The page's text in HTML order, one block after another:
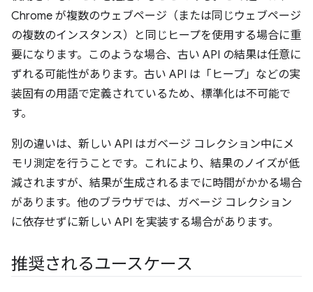
Chrome が複数のウェブページ（または同じウェブページ
の複数のインスタンス）と同じヒープを使用する場合に重
要になります。このような場合、古い API の結果は任意に
ずれる可能性があります。古い API は「ヒープ」などの実
装固有の用語で定義されているため、標準化は不可能で
す。
別の違いは、新しい API はガベージ コレクション中にメ
モリ測定を行うことです。これにより、結果のノイズが低
減されますが、結果が生成されるまでに時間がかかる場合
があります。他のブラウザでは、ガベージ コレクション
に依存せずに新しい API を実装する場合があります。
推奨されるユースケース